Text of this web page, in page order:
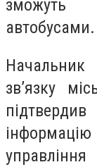
зможуть
автобусами.
Начальник
зв’язку